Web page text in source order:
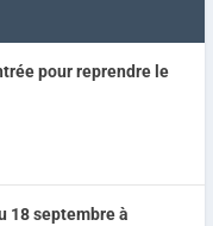
pour reprendre le
18 septembre à